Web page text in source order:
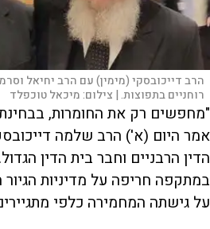
הרב דייכובסקי (מימין) עם הרב יחיאל
רוחניים בתפוצות. | צילום:מיכאל טוכפלד
"מחפשים רק את החומרות,
אמר היום (א') הרב שלמה
הדין הרבניים וחבר בית הדין
במתקפה חריפה על מדיניות הגיור
על גישתה המחמירה כלפי